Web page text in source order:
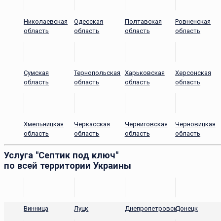
Николаевская
область
Одесская
область
Полтавская
область
Ровненская
область
Сумская
область
Тернопольская
область
Харьковская
область
Херсонская
область
Хмельницкая
область
Черкасская
область
Черниговская
область
Черновицкая
область
Услуга "Септик под ключ"
по всей территории Украины
Винница Луцк ДнепропетровскДонецк